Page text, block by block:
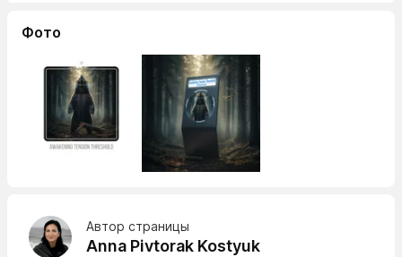
Фото
Автор страницы
Anna Pivtorak Kostyuk